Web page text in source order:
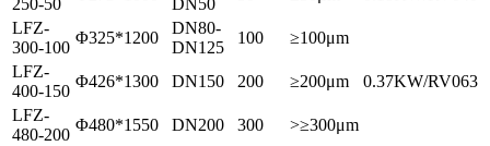
250-50
DN50
LFZ-
300-100
Φ325*1200
DN80-
DN125
100 ≥100μm
0.37KW/RV063
LFZ-
400-150
Φ426*1300 DN150 200
≥200μm
LFZ-
480-200
Φ480*1550 DN200 300
>≥300μm